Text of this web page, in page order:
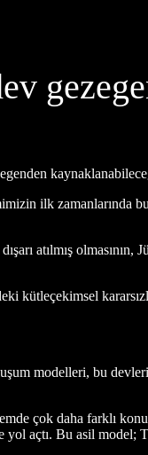
ilk zamanlarında
atılmış olmasının,
kütleçekimsel
modelleri, bu
çok daha farklı
açtı. Bu asil model;